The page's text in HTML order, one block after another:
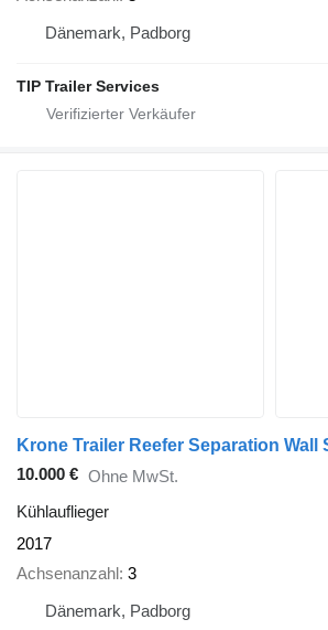
Dänemark, Padborg
TIP Trailer Services
Krone Trailer Reefer Separation Wall
10.000 € Ohne MwSt.
Kühlauflieger
2017
Achsenanzahl 3
Dänemark, Padborg